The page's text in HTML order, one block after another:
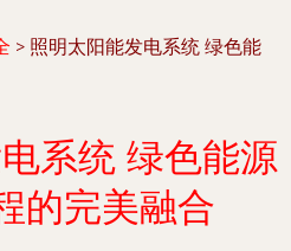
> 照明太阳能发电系统 绿色能
系统 绿色能源
的完美融合